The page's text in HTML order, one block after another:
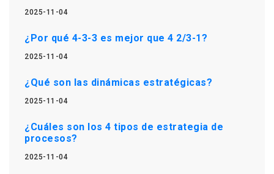
2025-11-04
¿Por qué 4-3-3 es mejor que 4 2/3-1?
2025-11-04
¿Qué son las dinámicas estratégicas?
2025-11-04
¿Cuáles son los 4 tipos de estrategia de
procesos?
2025-11-04